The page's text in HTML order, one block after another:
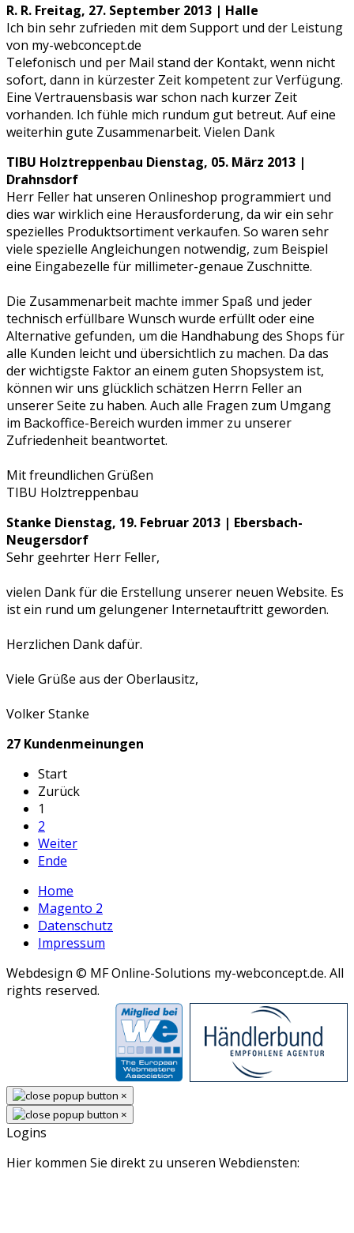
R. R. Freitag, 27. September 2013 | Halle
Ich bin sehr zufrieden mit dem Support und der Leistung
von my-webconcept.de
Telefonisch und per Mail stand der Kontakt, wenn nicht
sofort, dann in kürzester Zeit kompetent zur Verfügung.
Eine Vertrauensbasis war schon nach kurzer Zeit
vorhanden. Ich fühle mich rundum gut betreut. Auf eine
weiterhin gute Zusammenarbeit. Vielen Dank
TIBU Holztreppenbau Dienstag, 05. März 2013 |
Drahnsdorf
Herr Feller hat unseren Onlineshop programmiert und
dies war wirklich eine Herausforderung, da wir ein sehr
spezielles Produktsortiment verkaufen. So waren sehr
viele spezielle Angleichungen notwendig, zum Beispiel
eine Eingabezelle für millimeter-genaue Zuschnitte.
Die Zusammenarbeit machte immer Spaß und jeder
technisch erfüllbare Wunsch wurde erfüllt oder eine
Alternative gefunden, um die Handhabung des Shops für
alle Kunden leicht und übersichtlich zu machen. Da das
der wichtigste Faktor an einem guten Shopsystem ist,
können wir uns glücklich schätzen Herrn Feller an
unserer Seite zu haben. Auch alle Fragen zum Umgang
im Backoffice-Bereich wurden immer zu unserer
Zufriedenheit beantwortet.
Mit freundlichen Grüßen
TIBU Holztreppenbau
Stanke Dienstag, 19. Februar 2013 | Ebersbach-
Neugersdorf
Sehr geehrter Herr Feller,
vielen Dank für die Erstellung unserer neuen Website. Es
ist ein rund um gelungener Internetauftritt geworden.
Herzlichen Dank dafür.
Viele Grüße aus der Oberlausitz,
Volker Stanke
27 Kundenmeinungen
Start
Zurück
1
2
Weiter
Ende
Home
Magento 2
Datenschutz
Impressum
Webdesign © MF Online-Solutions my-webconcept.de. All
rights reserved.
×
×
Logins
Hier kommen Sie direkt zu unseren Webdiensten: